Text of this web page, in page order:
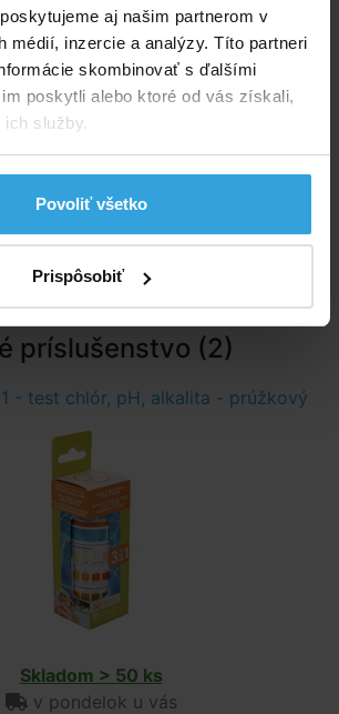
aj našim partnerom v
médií, inzercie a analýzy. Títo partneri
skombinovať s ďalšími
poskytli alebo ktoré od vás získali,
služby.
Povoliť všetko
Prispôsobiť
POOL-Lagúna
stiahnutie
pH mínus
list Pool-lagúna pH mínus
list Pool-lagúna pH mínus (SK)
príslušenstvo (2)
- test chlór, pH, alkalita - prúžkový
Skladom > 50 ks
v pondelok u vás